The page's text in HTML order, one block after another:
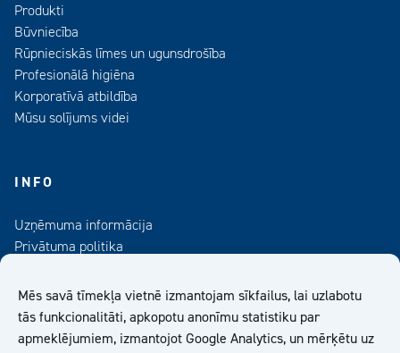
Mēs savā tīmekļa vietnē izmantojam sīkfailus, lai uzlabotu
tās funkcionalitāti, apkopotu anonīmu statistiku par
apmeklējumiem, izmantojot Google Analytics, un mērķētu uz
Produkti
Būvniecība
Rūpnieciskās līmes un ugunsdrošība
Profesionālā higiēna
Korporatīvā atbildība
Mūsu solījums videi
INFO
Uzņēmuma informācija
Privātuma politika
Medijiem
Abonējiet mūsu informatīvo izdevumu